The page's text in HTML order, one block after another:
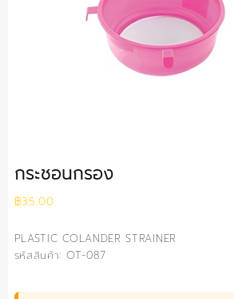
กระชอนกรอง
฿35.00
PLASTIC COLANDER STRAINER
รหัสสินค้า: OT-087